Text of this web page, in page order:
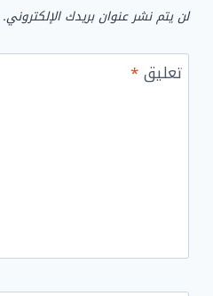
لن يتم نشر عنوان بريدك الإلكتروني.
تعليق*